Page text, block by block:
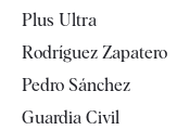
Televisión
Plus Ultra
Rodríguez Zapatero
Pedro Sánchez
Guardia Civil